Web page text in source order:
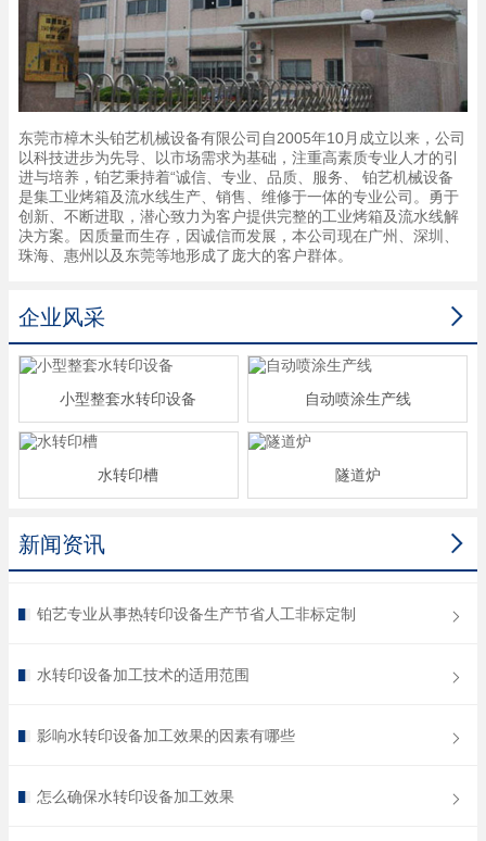
东莞市樟木头铂艺机械设备有限公司自2005年10月成立以来，公司
以科技进步为先导、以市场需求为基础，注重高素质专业人才的引
进与培养，铂艺秉持着“诚信、专业、品质、服务、 铂艺机械设备
是集工业烤箱及流水线生产、销售、维修于一体的专业公司。勇于
创新、不断进取，潜心致力为客户提供完整的工业烤箱及流水线解
决方案。因质量而生存，因诚信而发展，本公司现在广州、深圳、
珠海、惠州以及东莞等地形成了庞大的客户群体。

企业风采
小型整套水转印设备 自动喷涂生产线
水转印槽 隧道炉

新闻资讯
铂艺专业从事热转印设备生产节省人工非标定制
水转印设备加工技术的适用范围
影响水转印设备加工效果的因素有哪些
怎么确保水转印设备加工效果